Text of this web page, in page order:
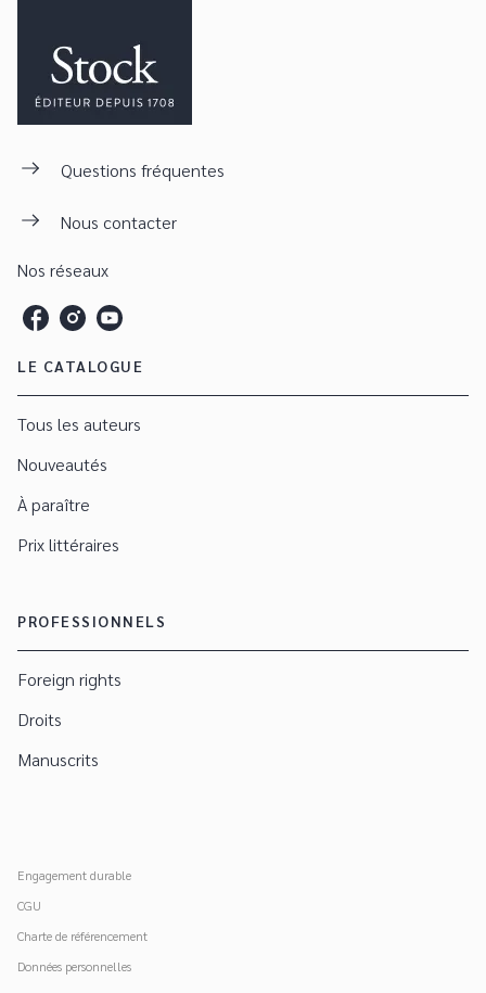
Questions fréquentes
Nous contacter
Nos réseaux
LE CATALOGUE
Tous les auteurs
Nouveautés
À paraître
Prix littéraires
PROFESSIONNELS
Foreign rights
Droits
Manuscrits
Engagement durable
CGU
Charte de référencement
Données personnelles